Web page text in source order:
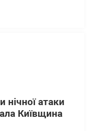
нічної атаки
Київщина